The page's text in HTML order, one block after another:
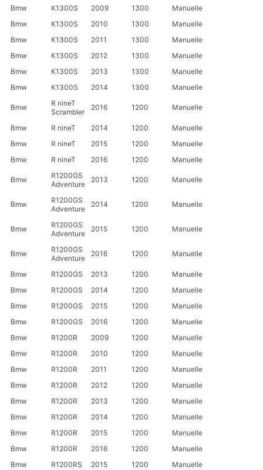
Bmw
K1300S 2009 1300
Manuelle
Bmw
K1300S 2010 1300
Manuelle
Bmw
K1300S 2011 1300
Manuelle
Bmw
K1300S 2012 1300
Manuelle
Bmw
K1300S 2013 1300
Manuelle
Bmw
K1300S 2014 1300 Manuelle
Bmw
R nineT
Scrambler
2016 1200 Manuelle
Bmw R nineT 2014 1200
Manuelle
Bmw
R nineT 2015 1200
Manuelle
Bmw
R nineT 2016 1200 Manuelle
Bmw
R1200GS
Adventure
2013 1200 Manuelle
Bmw
R1200GS
Adventure
2014 1200 Manuelle
Bmw
R1200GS
Adventure
2015 1200 Manuelle
Bmw
R1200GS
Adventure
2016 1200 Manuelle
Bmw R1200GS 2013 1200
Manuelle
Bmw
R1200GS 2014 1200
Manuelle
Bmw
R1200GS 2015 1200
Manuelle
Bmw
R1200GS 2016 1200
Manuelle
Bmw
R1200R 2009 1200
Manuelle
Bmw
R1200R 2010 1200
Manuelle
Bmw
R1200R 2011 1200
Manuelle
Bmw
R1200R 2012 1200
Manuelle
Bmw
R1200R 2013 1200
Manuelle
Bmw
R1200R 2014 1200
Manuelle
Bmw
R1200R 2015 1200
Manuelle
Bmw
R1200R 2016 1200
Manuelle
Bmw
R1200RS 2015 1200
Manuelle